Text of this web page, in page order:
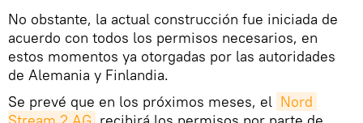
No obstante, la actual construcción fue iniciada de
acuerdo con todos los permisos necesarios, en
estos momentos ya otorgadas por las autoridades
de Alemania y Finlandia.
Se prevé que en los próximos meses, el Nord